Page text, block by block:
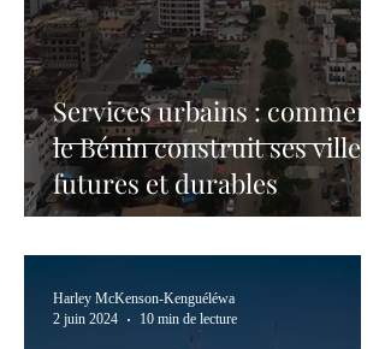
Services urbains : comment
le Bénin construit ses villes
futures et durables
Harley McKenson-Kenguéléwa
2 juin 2024
10 min de lecture